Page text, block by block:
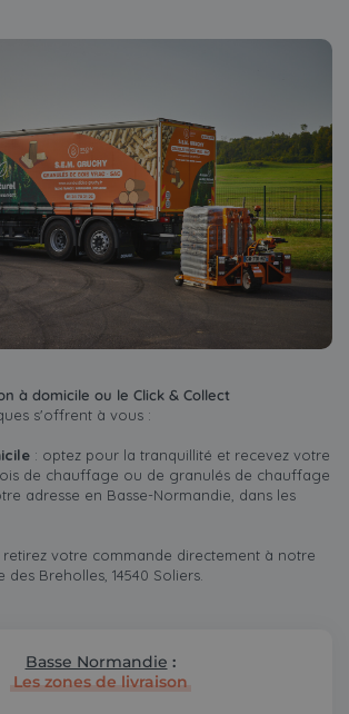
à domicile ou le Click & Collect
s'offrent à vous :
: optez pour la tranquillité et recevez votre
de chauffage ou de granulés de chauffage
adresse en Basse-Normandie, dans les
retirez votre commande directement à notre
Breholles, 14540 Soliers.
Basse Normandie :
Les zones de livraison